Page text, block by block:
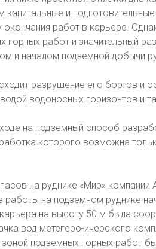
и
работ в карьере.
горных работ и значительный
и началом подземной добычи
разрушение его бортов и
водоносных горизонтов и
на подземный способ
которого возможна
на руднике «Мир» компании
на подземном руднике
на высоту 50 м была
вод метегеро-ичерского
подземных горных работ